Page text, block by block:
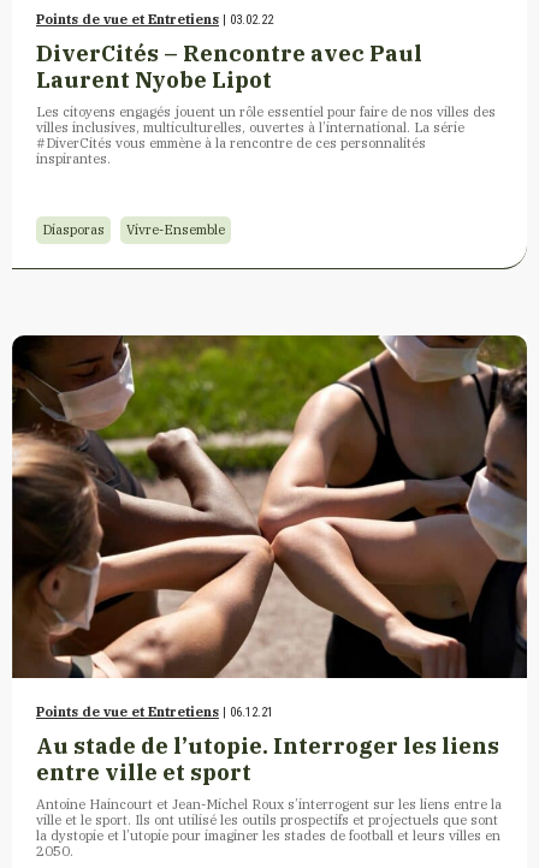
Points de vue et Entretiens | 03.02.22
DiverCités – Rencontre avec Paul
Laurent Nyobe Lipot
Les citoyens engagés jouent un rôle essentiel pour faire de nos villes des
villes inclusives, multiculturelles, ouvertes à l’international. La série
#DiverCités vous emmène à la rencontre de ces personnalités
inspirantes.
Diasporas Vivre-Ensemble
Points de vue et Entretiens | 06.12.21
Au stade de l’utopie. Interroger les liens
entre ville et sport
Antoine Haincourt et Jean-Michel Roux s’interrogent sur les liens entre la
ville et le sport. Ils ont utilisé les outils prospectifs et projectuels que sont
la dystopie et l’utopie pour imaginer les stades de football et leurs villes en
2050.